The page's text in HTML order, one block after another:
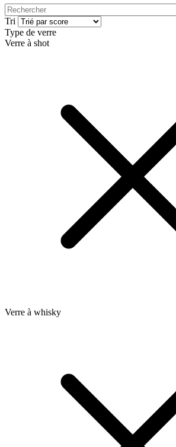
Tri
Type de verre
Verre à shot
Verre à whisky